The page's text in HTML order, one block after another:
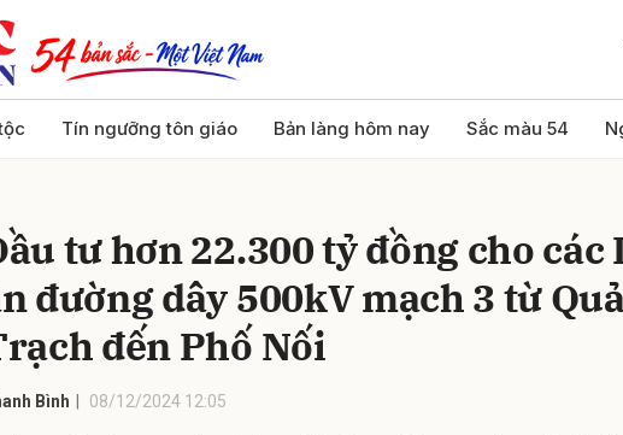
Tín ngưỡng tôn giáo Bản làng hôm nay Sắc màu 54
tư hơn 22.300 tỷ đồng cho các
đường dây 500kV mạch 3 từ
đến Phố Nối
Bình 08/12/2024 12:05
Gửi bình luận